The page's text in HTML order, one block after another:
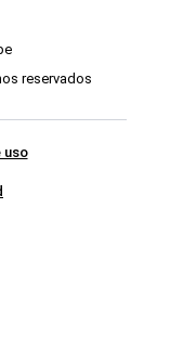
reservados
uso